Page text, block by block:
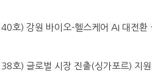
호) 강원 바이오-헬스케어 AI 대전환
호) 글로벌 시장 진출(싱가포르) 지원